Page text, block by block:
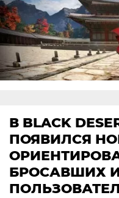
В BLACK
ПОЯВИЛСЯ
БРОСАВШИХ